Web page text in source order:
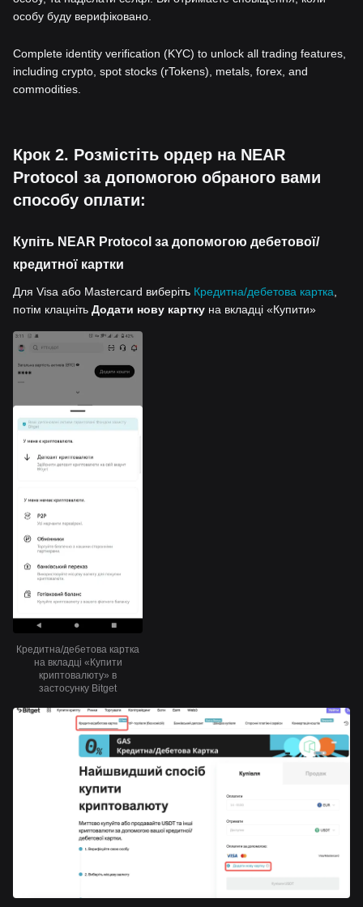
особу буду верифіковано.
Complete identity verification (KYC) to unlock all trading features,
including crypto, spot stocks (rTokens), metals, forex, and
commodities.
Крок 2. Розмістіть ордер на NEAR
Protocol за допомогою обраного вами
способу оплати:
Купіть NEAR Protocol за допомогою дебетової/
кредитної картки
Для Visa або Mastercard виберіть Кредитна/дебетова картка
потім клацніть Додати нову картку на вкладці «Купити»
Кредитна/дебетова картка
на вкладці «Купити
криптовалюту» в
застосунку Bitget